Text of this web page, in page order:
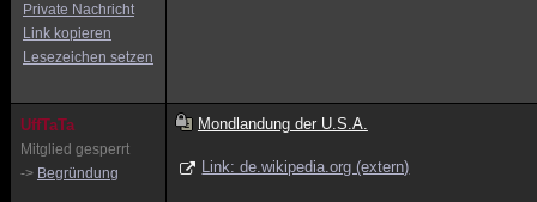
Private Nachricht
Link kopieren
Lesezeichen setzen
UffTaTa
Mitglied gesperrt
-> Begründung
Mondlandung der U.S.A.
Link: de.wikipedia.org (extern)